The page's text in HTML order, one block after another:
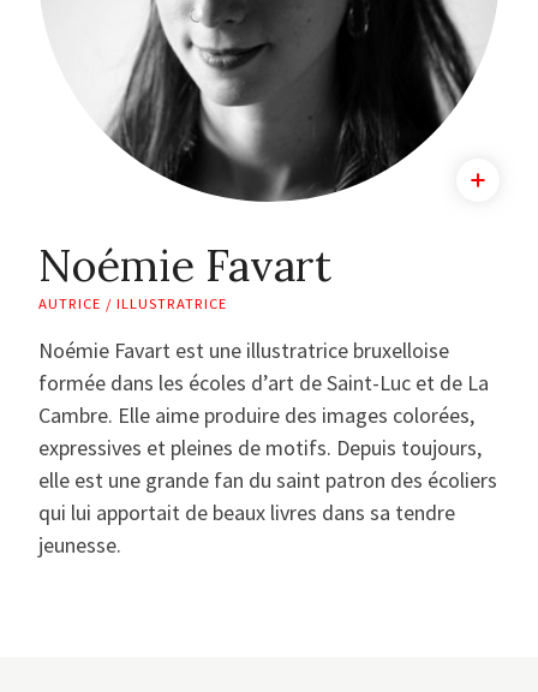
Noémie Favart
AUTRICE / ILLUSTRATRICE
Noémie Favart est une illustratrice bruxelloise
formée dans les écoles d’art de Saint-Luc et de La
Cambre. Elle aime produire des images colorées,
expressives et pleines de motifs. Depuis toujours,
elle est une grande fan du saint patron des écoliers
qui lui apportait de beaux livres dans sa tendre
jeunesse.